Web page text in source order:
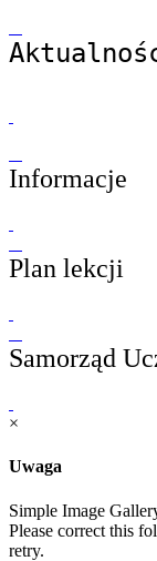
Informacje
Plan lekcji
Samorząd
×
Uwaga
Simple Image
Please correct this
retry.